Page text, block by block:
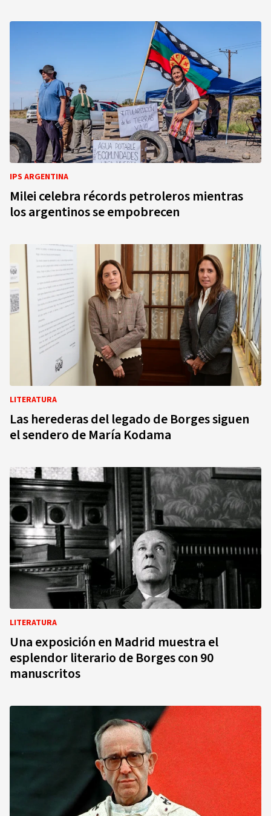
IPS ARGENTINA
Milei celebra récords petroleros mientras
los argentinos se empobrecen
LITERATURA
Las herederas del legado de Borges siguen
el sendero de María Kodama
LITERATURA
Una exposición en Madrid muestra el
esplendor literario de Borges con 90
manuscritos